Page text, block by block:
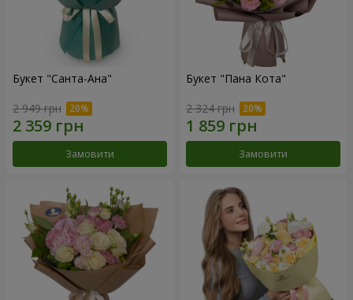
Букет "Санта-Ана"
2 949 грн
Замовити
Букет "Пана Кота"
2 324 грн
Замовити